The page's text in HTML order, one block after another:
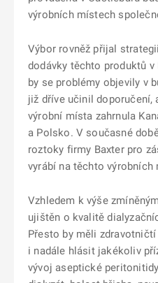
výrobních místech
Výbor rovněž přijal
dodávky těchto produktů v
by se problémy objevily v
již dříve učinil doporučení,
výrobní místa zahrnula
a Polsko. V současné
roztoky firmy Baxter pro
vyrábí na těchto výrobních
Vzhledem k výše
ujištěn o kvalitě
Přesto by měli
i nadále hlásit jakékoliv
vývoj aseptické